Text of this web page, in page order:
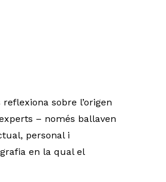
sobre l’origen
– només ballaven
personal i
en la qual el